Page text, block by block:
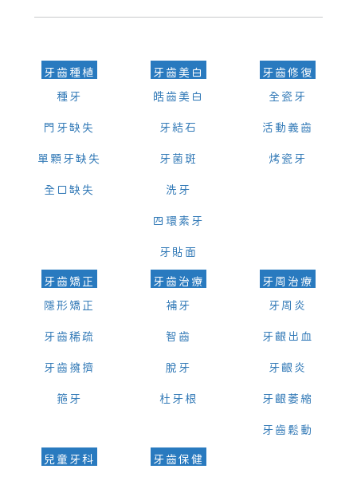
可以，請盡早通過wechat或whatsapp聯絡我們，告知我們你原本預約
牙齒種植
種牙
門牙缺失
單顆牙缺失
全口缺失
牙齒美白
皓齒美白
牙結石
牙菌斑
洗牙
四環素牙
牙貼面
牙齒修復
全瓷牙
活動義齒
烤瓷牙
牙齒矯正
隱形矯正
牙齒稀疏
牙齒擁擠
箍牙
牙齒治療
補牙
智齒
脫牙
杜牙根
牙周治療
牙周炎
牙齦出血
牙齦炎
牙齦萎縮
牙齒鬆動
兒童牙科
牙齒保健